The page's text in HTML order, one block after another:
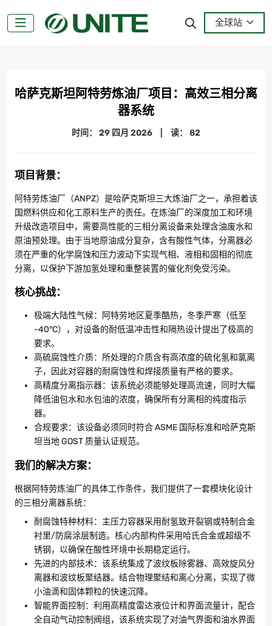
全球站
哈萨克斯坦阿特劳炼油厂项目：高效三相分离
器系统
时间： 29 四月 2026 读： 82
项目背景：
阿特劳炼油厂（ANPZ）是哈萨克斯坦三大炼油厂之一，承担着该
国燃料供应和化工原料生产的责任。在炼油厂的深度加工和环境
升级改造项目中，需要高性能的三相分离设备来处理含油废水和
原油预处理。由于当地原油成分复杂，含有酸性气体，分离器必
须在严重的化学腐蚀和压力波动下实现气相、液相和固相的彻底
分离，以保护下游加氢处理和重整装置的催化剂免受污染。
核心挑战：
极端大陆性气候：阿特劳地区夏季酷热，冬季严寒（低至
-40°C），对设备的耐低温冲击性和隔热设计提出了极高的
要求。
高硫腐蚀性介质：所处理的介质含有高浓度的硫化氢和氯离
子，因此对容器的耐腐蚀性和焊接质量有严格的要求。
高精度分离指示器：该系统必须能够处理高流速，同时大幅
降低油包水和水包油的浓度，确保所有分离相的纯度指示
器。
合规要求：该设备必须同时符合 ASME 国际标准和哈萨克斯
坦当地 GOST 质量认证规范。
我们的解决方案：
根据阿特劳炼油厂的具体工作条件，我们提供了一套模块化设计
的三相分离器系统：
耐腐蚀特种材料：主压力容器采用耐氢致开裂钢或特制合金
衬里/防腐涂层制造。核心内部构件采用哈氏合金或超级不
锈钢，以确保在酸性环境中长期稳定运行。
先进的内部技术：该系统集成了波纹板除雾器、高效旋风分
离器和波纹板聚结器。结合物理聚结和离心分离，实现了微
小油滴和固体颗粒的快速沉降。
智能界面控制：利用高精度雷达液位计和界面流量计，配合
全自动气动控制阀组，该系统实现了对油气界面和油水界面